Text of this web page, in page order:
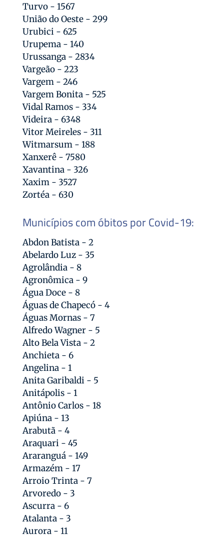
Turvo - 1567
União do Oeste - 299
Urubici - 625
Urupema - 140
Urussanga - 2834
Vargeão - 223
Vargem - 246
Vargem Bonita - 525
Vidal Ramos - 334
Videira - 6348
Vitor Meireles - 311
Witmarsum - 188
Xanxerê - 7580
Xavantina - 326
Xaxim - 3527
Zortéa - 630
Municípios com óbitos por Covid-19:
Abdon Batista - 2
Abelardo Luz - 35
Agrolândia - 8
Agronômica - 9
Água Doce - 8
Águas de Chapecó - 4
Águas Mornas - 7
Alfredo Wagner - 5
Alto Bela Vista - 2
Anchieta - 6
Angelina - 1
Anita Garibaldi - 5
Anitápolis - 1
Antônio Carlos - 18
Apiúna - 13
Arabutã - 4
Araquari - 45
Araranguá - 149
Armazém - 17
Arroio Trinta - 7
Arvoredo - 3
Ascurra - 6
Atalanta - 3
Aurora - 11